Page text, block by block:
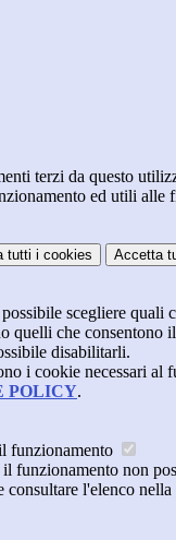
terzi da questo
ed utili alle
tutti i cookies Accetta
scegliere quali
quelli che consentono
disabilitarli.
i cookie necessari al
POLICY.
funzionamento
funzionamento non
consultare l'elenco